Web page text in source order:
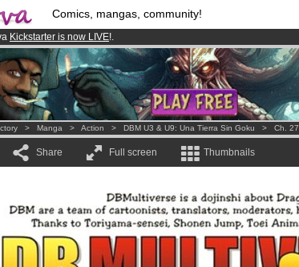
Comics, mangas, community!
Kickstarter is now LIVE!.
membership from3.95 eurosper month !Get membership now
100000membersand 1000 comics & mangas!.
> Manga > Action > DBM U3 & U9: Una Tierra Sin Goku > Ch. 27
Share Full screen Thumbnails